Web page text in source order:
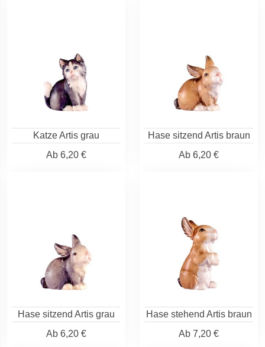
Katze Artis grau
Ab 6,20 €
Hase sitzend Artis braun
Ab 6,20 €
Hase sitzend Artis grau
Ab 6,20 €
Hase stehend Artis braun
Ab 7,20 €